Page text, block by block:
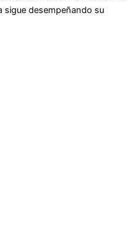
sigue desempeñando su